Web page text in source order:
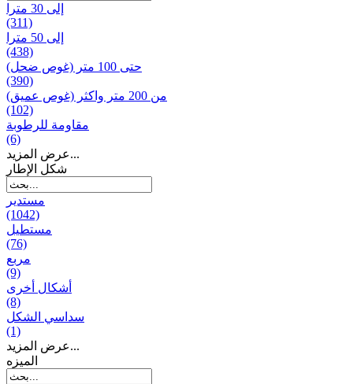
إلى 30 مترا
(311)
إلى 50 مترا
(438)
حتى 100 متر (غوص ضحل)
(390)
من 200 متر واکثر (غوص عميق)
(102)
مقاومة للرطوبة
(6)
عرض المزيد...
شكل الإطار
مستدير
(1042)
مستطيل
(76)
مربع
(9)
أشكال أخرى
(8)
سداسي الشكل
(1)
عرض المزيد...
المیزه